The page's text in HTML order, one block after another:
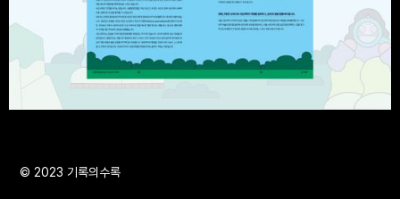
© 2023 기록의수록